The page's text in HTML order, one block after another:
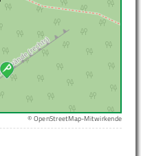
© OpenStreetMap-Mitwirkende